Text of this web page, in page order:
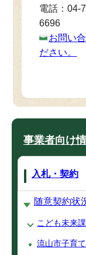
電話：04-
6696
お問い
ださい。
事業者向け
入札・契約
随意契約状
こども未来課
流山市子育